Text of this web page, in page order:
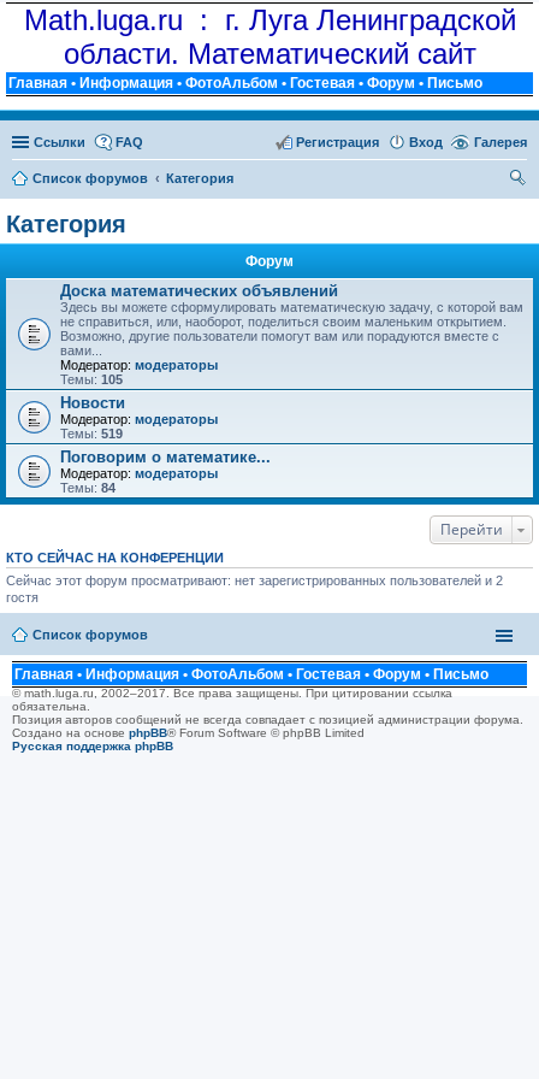
Math.luga.ru : г. Луга Ленинградской
области. Математический сайт
Главная • Информация • ФотоАльбом • Гостевая • Форум • Письмо
Ссылки Галерея
FAQ Вход
Регистрация
Список форумов
Категория
Категория
Форум
Доска математических объявлений
Здесь вы можете сформулировать математическую задачу, с которой вам
не справиться, или, наоборот, поделиться своим маленьким открытием.
Возможно, другие пользователи помогут вам или порадуются вместе с
вами...
Модератор: модераторы
Темы: 105
Новости
Модератор: модераторы
Темы: 519
Поговорим о математике...
Модератор: модераторы
Темы: 84
Перейти
КТО СЕЙЧАС НА КОНФЕРЕНЦИИ
Сейчас этот форум просматривают: нет зарегистрированных пользователей и 2
гостя
Список форумов
Главная • Информация • ФотоАльбом • Гостевая • Форум • Письмо
© math.luga.ru, 2002–2017. Все права защищены. При цитировании ссылка
обязательна.
Позиция авторов сообщений не всегда совпадает с позицией администрации форума.
Создано на основе phpBB® Forum Software © phpBB Limited
Русская поддержка phpBB